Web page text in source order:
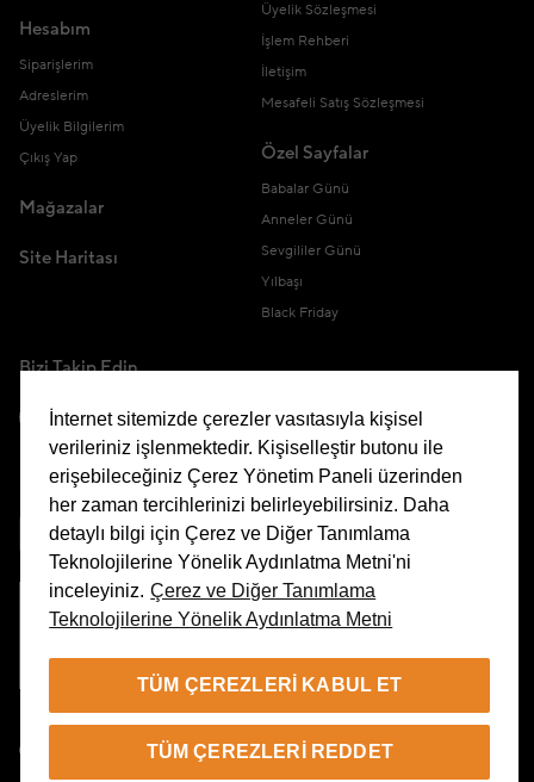
Hesabım
Siparişlerim
Adreslerim
Üyelik Bilgilerim
Çıkış Yap
Mağazalar
Site Haritası
Üyelik Sözleşmesi
İşlem Rehberi
İletişim
Mesafeli Satış Sözleşmesi
Özel Sayfalar
Babalar Günü
Anneler Günü
Sevgililer Günü
Yılbaşı
Black Friday
Bizi Takip Edin
Uygulamamızı İndirin
İnternet sitemizde çerezler vasıtasıyla kişisel
verileriniz işlenmektedir. Kişiselleştir butonu ile
erişebileceğiniz Çerez Yönetim Paneli üzerinden
her zaman tercihlerinizi belirleyebilirsiniz. Daha
detaylı bilgi için Çerez ve Diğer Tanımlama
Teknolojilerine Yönelik Aydınlatma Metni'ni
inceleyiniz. Çerez ve Diğer Tanımlama
Teknolojilerine Yönelik Aydınlatma Metni
TÜM ÇEREZLERI KABUL ET
TÜM ÇEREZLERI REDDET